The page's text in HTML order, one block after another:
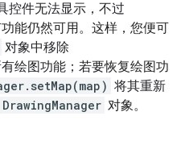
控件无法显示，不过
能仍然可用。 这样，您便可
对象中移除
绘图功能；若要恢复绘图功
将其重新
DrawingManager 对象。